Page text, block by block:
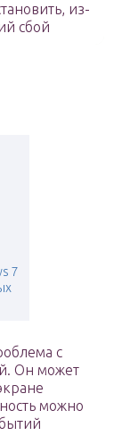
из-
сбой
7
с
Он может
можно